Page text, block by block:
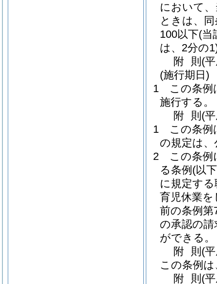
において
ときは、
100以下(当
は、2分の
附 則 (
(施行期日)
1
この条例
施行する。
附 則 (
1
この条例
の規定は
2
この条例
る条例 (以
に規定す
育児休業
前の条例
の承認の
ができる。
附 則 (
この条例
附 則 (